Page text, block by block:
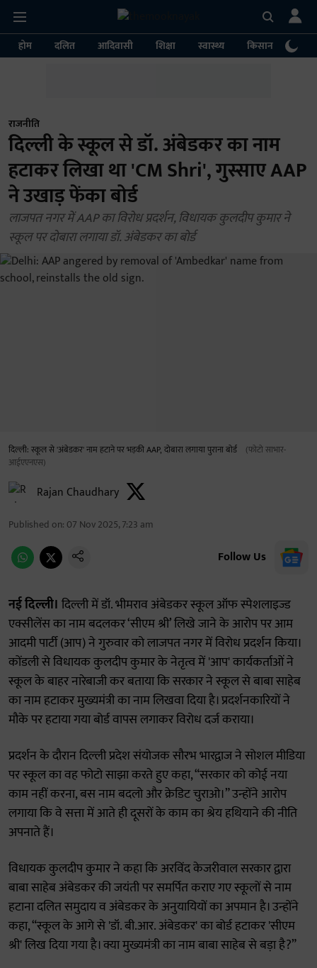
होम दलित आदिवासी शिक्षा स्वास्थ्य किसान
राजनीति
दिल्ली के स्कूल से डॉ. अंबेडकर का नाम
हटाकर लिखा था 'CM Shri', गुस्साए AAP
ने उखाड़ फेंका बोर्ड
लाजपत नगर में AAP का विरोध प्रदर्शन, विधायक कुलदीप कुमार ने
स्कूल पर दोबारा लगाया डॉ. अंबेडकर का बोर्ड
दिल्ली: स्कूल से 'अंबेडकर' नाम हटाने पर भड़की AAP, दोबारा लगाया पुराना बोर्ड
(फोटो साभार-
आईएएनएस)
Rajan Chaudhary
Published on: 07 Nov 2025, 7:23 am
Follow Us
नई दिल्ली। दिल्ली में डॉ. भीमराव अंबेडकर स्कूल ऑफ स्पेशलाइज्ड
एक्सीलेंस का नाम बदलकर ‘सीएम श्री’ लिखे जाने के आरोप पर आम
आदमी पार्टी (आप) ने गुरुवार को लाजपत नगर में विरोध प्रदर्शन किया।
कोंडली से विधायक कुलदीप कुमार के नेतृत्व में 'आप' कार्यकर्ताओं ने
स्कूल के बाहर नारेबाजी कर बताया कि सरकार ने स्कूल से बाबा साहेब
का नाम हटाकर मुख्यमंत्री का नाम लिखवा दिया है। प्रदर्शनकारियों ने
मौके पर हटाया गया बोर्ड वापस लगाकर विरोध दर्ज कराया।
प्रदर्शन के दौरान दिल्ली प्रदेश संयोजक सौरभ भारद्वाज ने सोशल मीडिया
पर स्कूल का वह फोटो साझा करते हुए कहा, “सरकार को कोई नया
काम नहीं करना, बस नाम बदलो और क्रेडिट चुराओ।” उन्होंने आरोप
लगाया कि वे सत्ता में आते ही दूसरों के काम का श्रेय हथियाने की नीति
अपनाते हैं।
विधायक कुलदीप कुमार ने कहा कि अरविंद केजरीवाल सरकार द्वारा
बाबा साहेब अंबेडकर की जयंती पर समर्पित कराए गए स्कूलों से नाम
हटाना दलित समुदाय व अंबेडकर के अनुयायियों का अपमान है। उन्होंने
कहा, “स्कूल के आगे से 'डॉ. बी.आर. अंबेडकर' का बोर्ड हटाकर 'सीएम
श्री' लिख दिया गया है। क्या मुख्यमंत्री का नाम बाबा साहेब से बड़ा है?”